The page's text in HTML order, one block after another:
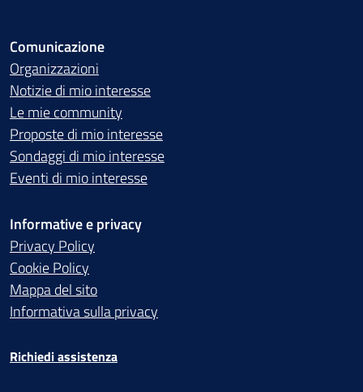
Comunicazione
Organizzazioni
Notizie di mio interesse
Le mie community
Proposte di mio interesse
Sondaggi di mio interesse
Eventi di mio interesse
Informative e privacy
Privacy Policy
Cookie Policy
Mappa del sito
Informativa sulla privacy
Richiedi assistenza